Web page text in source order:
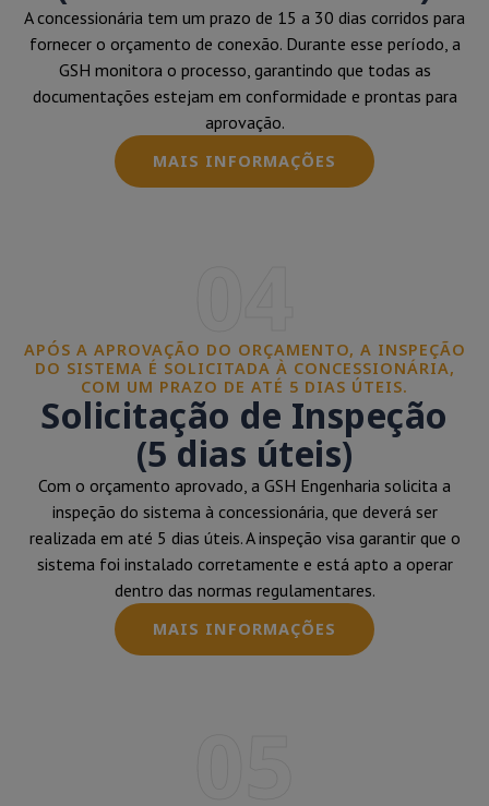
A concessionária tem um prazo de 15 a 30 dias corridos para
fornecer o orçamento de conexão. Durante esse período, a
GSH monitora o processo, garantindo que todas as
documentações estejam em conformidade e prontas para
aprovação.
MAIS INFORMAÇÕES
APÓS A APROVAÇÃO DO ORÇAMENTO, A INSPEÇÃO
DO SISTEMA É SOLICITADA À CONCESSIONÁRIA,
COM UM PRAZO DE ATÉ 5 DIAS ÚTEIS.
Solicitação de Inspeção
(5 dias úteis)
Com o orçamento aprovado, a GSH Engenharia solicita a
inspeção do sistema à concessionária, que deverá ser
realizada em até 5 dias úteis. A inspeção visa garantir que o
sistema foi instalado corretamente e está apto a operar
dentro das normas regulamentares.
MAIS INFORMAÇÕES